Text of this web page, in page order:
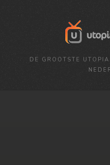
DE GROOTSTE